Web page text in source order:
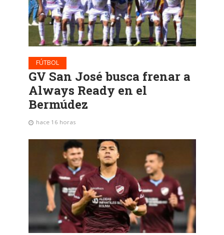
FÚTBOL
GV San José busca frenar a
Always Ready en el
Bermúdez
hace 16 horas